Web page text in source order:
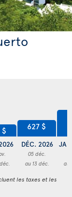
$ 627 $
DÉC. 2026
05 déc.
au 13 déc.
au
les taxes et les